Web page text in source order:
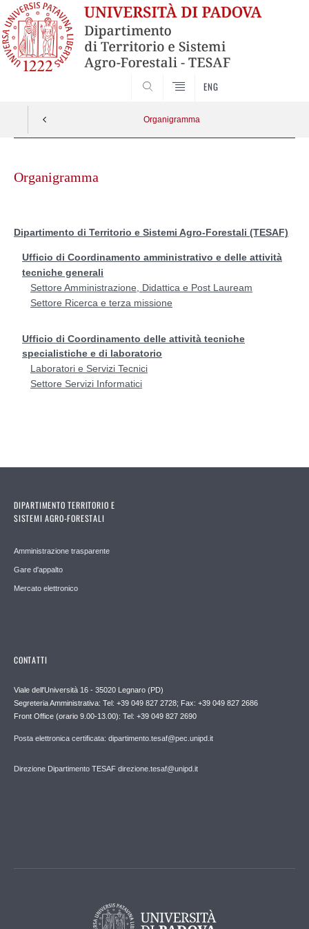
ENG
Organigramma
contentOrganigramma
Dipartimento di Territorio e Sistemi Agro-Forestali (TESAF)
Ufficio di Coordinamento amministrativo e delle attività
tecniche generali
Settore Amministrazione, Didattica e Post Lauream
Settore Ricerca e terza missione
Ufficio di Coordinamento delle attività tecniche
specialistiche e di laboratorio
Laboratori e Servizi Tecnici
Settore Servizi Informatici
DIPARTIMENTO TERRITORIO E
SISTEMI AGRO-FORESTALI
Amministrazione trasparente
Gare d'appalto
Mercato elettronico
CONTATTI
Viale dell'Università 16 - 35020 Legnaro (PD)
Segreteria Amministrativa: Tel: +39 049 827 2728; Fax: +39 049 827 2686
Front Office (orario 9.00-13.00): Tel: +39 049 827 2690
Posta elettronica certificata: dipartimento.tesaf@pec.unipd.it
Direzione Dipartimento TESAF direzione.tesaf@unipd.it